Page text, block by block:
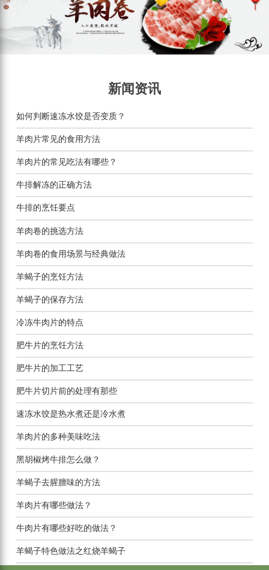
新闻资讯
如何判断速冻水饺是否变质？
羊肉片常见的食用方法
羊肉片的常见吃法有哪些？
牛排解冻的正确方法
牛排的烹饪要点
羊肉卷的挑选方法
羊肉卷的食用场景与经典做法
羊蝎子的烹饪方法
羊蝎子的保存方法
冷冻牛肉片的特点
肥牛片的烹饪方法
肥牛片的加工工艺
肥牛片切片前的处理有那些
速冻水饺是热水煮还是冷水煮
羊肉片的多种美味吃法
黑胡椒烤牛排怎么做？
羊蝎子去腥膻味的方法
羊肉片有哪些做法？
牛肉片有哪些好吃的做法？
羊蝎子特色做法之红烧羊蝎子